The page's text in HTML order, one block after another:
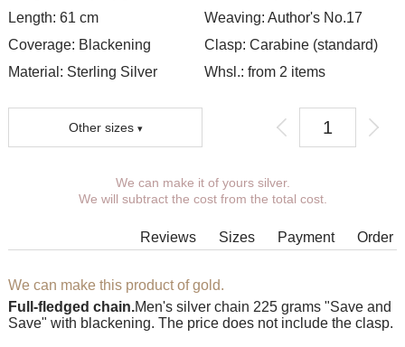
Length: 61 cm Weaving:Author's No.17
Coverage: Blackening Clasp:Carabine (standard)
Material: Sterling Silver
Whsl.: from 2 items
Other sizes
You can choose coverage, weight,
length, width, clasp.
width, length and weight cannot be
We can make it of yours silver.
We will subtract the cost from the total cost.
Reviews Order
Payment
Sizes
We can make this product of gold.
Full-fledged chain.Men's silver chain 225 grams "Save and
Save" with blackening. The price does not include the clasp.